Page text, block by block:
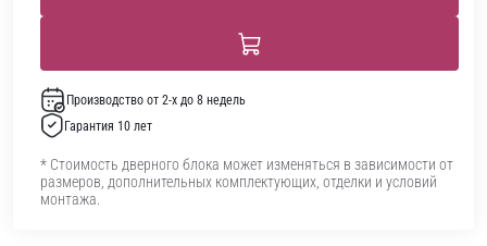
Производство от 2-х до 8 недель
Гарантия 10 лет
* Стоимость дверного блока может изменяться в зависимости от
размеров, дополнительных комплектующих, отделки и условий
монтажа.